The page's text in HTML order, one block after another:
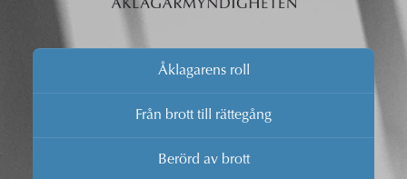
Åklagarens roll
Från brott till rättegång
Berörd av brott